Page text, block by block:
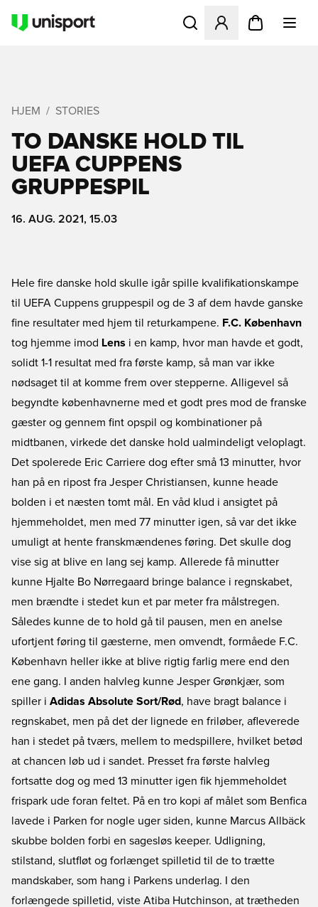
Åbner en Modal til at
HJEM STORIES
TO DANSKE HOLD TIL
UEFA CUPPENS
GRUPPESPIL
16. AUG. 2021, 15.03
Hele fire danske hold skulle igår spille kvalifikationskampe
til UEFA Cuppens gruppespil og de 3 af dem havde ganske
fine resultater med hjem til returkampene. F.C. København
tog hjemme imod Lens i en kamp, hvor man havde et godt,
solidt 1-1 resultat med fra første kamp, så man var ikke
nødsaget til at komme frem over stepperne. Alligevel så
begyndte københavnerne med et godt pres mod de franske
gæster og gennem fint opspil og kombinationer på
midtbanen, virkede det danske hold ualmindeligt veloplagt.
Det spolerede Eric Carriere dog efter små 13 minutter, hvor
han på en ripost fra Jesper Christiansen, kunne heade
bolden i et næsten tomt mål. En våd klud i ansigtet på
hjemmeholdet, men med 77 minutter igen, så var det ikke
umuligt at hente franskmændenes føring. Det skulle dog
vise sig at blive en lang sej kamp. Allerede få minutter
kunne Hjalte Bo Nørregaard bringe balance i regnskabet,
men brændte i stedet kun et par meter fra målstregen.
Således kunne de to hold gå til pausen, men en anelse
ufortjent føring til gæsterne, men omvendt, formåede F.C.
København heller ikke at blive rigtig farlig mere end den
ene gang. I anden halvleg kunne Jesper Grønkjær, som
spiller i Adidas Absolute Sort/Rød, have bragt balance i
regnskabet, men på det der lignede en friløber, afleverede
han i stedet på tværs, mellem to medspillere, hvilket betød
at chancen løb ud i sandet. Presset fra første halvleg
fortsatte dog og med 13 minutter igen fik hjemmeholdet
frispark ude foran feltet. På en tro kopi af målet som Benfica
lavede i Parken for nogle uger siden, kunne Marcus Allbäck
skubbe bolden forbi en sagesløs keeper. Udligning,
stilstand, slutfløt og forlænget spilletid til de to trætte
mandskaber, som hang i Parkens underlag. I den
forlængede spilletid, viste Atiba Hutchinson, at trætheden